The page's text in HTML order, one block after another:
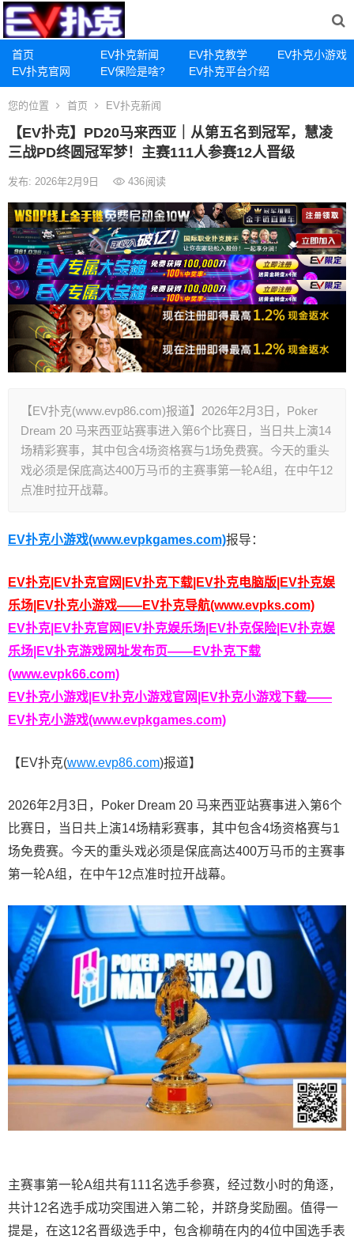
首页 EV扑克新闻 EV扑克教学
EV扑克小游戏
EV扑克官网
EV保险是啥? EV扑克平台介绍
您的位置 首页 EV扑克新闻
【EV扑克】PD20马来西亚｜从第五名到冠军，慧凌
三战PD终圆冠军梦！主赛111人参赛12人晋级
发布: 2026年2月9日 436阅读
【EV扑克(www.evp86.com)报道】2026年2月3日，Poker
Dream 20 马来西亚站赛事进入第6个比赛日，当日共上演14
场精彩赛事，其中包含4场资格赛与1场免费赛。今天的重头
戏必须是保底高达400万马币的主赛事第一轮A组，在中午12
点准时拉开战幕。
EV扑克小游戏(www.evpkgames.com)报导：
EV扑克|EV扑克官网|EV扑克下载|EV扑克电脑版|EV扑克娱
乐场|EV扑克小游戏——EV扑克导航(www.evpks.com)
EV扑克|EV扑克官网|EV扑克娱乐场|EV扑克保险|EV扑克娱
乐场|EV扑克游戏网址发布页——EV扑克下载
(www.evpk66.com)
EV扑克小游戏|EV扑克小游戏官网|EV扑克小游戏下载——
EV扑克小游戏(www.evpkgames.com)
【EV扑克(www.evp86.com)报道】
2026年2月3日，Poker Dream 20 马来西亚站赛事进入第6个
比赛日，当日共上演14场精彩赛事，其中包含4场资格赛与1
场免费赛。今天的重头戏必须是保底高达400万马币的主赛事
第一轮A组，在中午12点准时拉开战幕。
主赛事第一轮A组共有111名选手参赛，经过数小时的角逐，
共计12名选手成功突围进入第二轮，并跻身奖励圈。值得一
提是，在这12名晋级选手中，包含柳萌在内的4位中国选手表